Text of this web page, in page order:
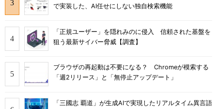
で実装した、AI任せにしない独自検索機能
「正規ユーザー」を隠れみのに侵入 信頼された基盤を
狙う最新サイバー脅威【調査】
ブラウザの再起動は不要になる？ Chromeが模索する
「週2リリース」と「無停止アップデート」
「三國志 覇道」が生成AIで実現したリアルタイム異言語